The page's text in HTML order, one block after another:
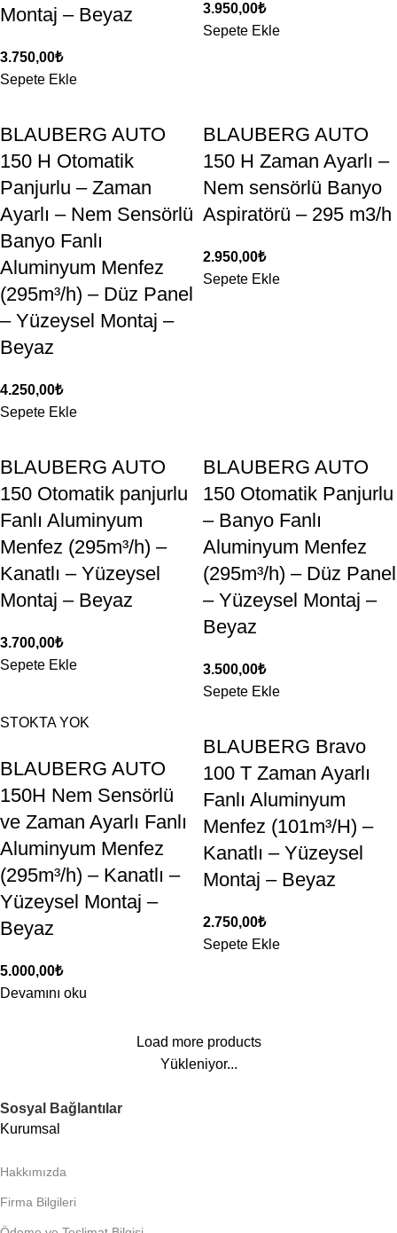
Montaj – Beyaz
3.750,00₺
Sepete Ekle
3.950,00₺
Sepete Ekle
BLAUBERG AUTO
150 H Otomatik
Panjurlu – Zaman
Ayarlı – Nem Sensörlü
Banyo Fanlı
Aluminyum Menfez
(295m³/h) – Düz Panel
– Yüzeysel Montaj –
Beyaz
4.250,00₺
Sepete Ekle
BLAUBERG AUTO
150 H Zaman Ayarlı –
Nem sensörlü Banyo
Aspiratörü – 295 m3/h
2.950,00₺
Sepete Ekle
BLAUBERG AUTO
150 Otomatik panjurlu
Fanlı Aluminyum
Menfez (295m³/h) –
Kanatlı – Yüzeysel
Montaj – Beyaz
3.700,00₺
Sepete Ekle
BLAUBERG AUTO
150 Otomatik Panjurlu
– Banyo Fanlı
Aluminyum Menfez
(295m³/h) – Düz Panel
– Yüzeysel Montaj –
Beyaz
3.500,00₺
Sepete Ekle
STOKTA YOK
BLAUBERG AUTO
150H Nem Sensörlü
ve Zaman Ayarlı Fanlı
Aluminyum Menfez
(295m³/h) – Kanatlı –
Yüzeysel Montaj –
Beyaz
5.000,00₺
Devamını oku
BLAUBERG Bravo
100 T Zaman Ayarlı
Fanlı Aluminyum
Menfez (101m³/H) –
Kanatlı – Yüzeysel
Montaj – Beyaz
2.750,00₺
Sepete Ekle
Load more products
Yükleniyor...
Sosyal Bağlantılar
Kurumsal
Hakkımızda
Firma Bilgileri